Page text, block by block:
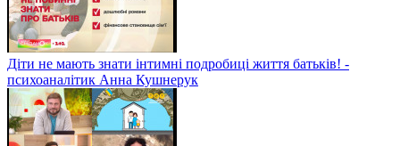
Діти не мають знати інтимні подробиці життя батьків! -
психоаналітик Анна Кушнерук